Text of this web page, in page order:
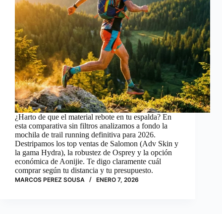
¿Harto de que el material rebote en tu espalda? En
esta comparativa sin filtros analizamos a fondo la
mochila de trail running definitiva para 2026.
Destripamos los top ventas de Salomon (Adv Skin y
la gama Hydra), la robustez de Osprey y la opción
económica de Aonijie. Te digo claramente cuál
comprar según tu distancia y tu presupuesto.
MARCOS PEREZ SOUSA ENERO 7, 2026